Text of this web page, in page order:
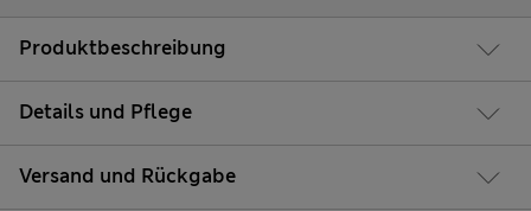
Produktbeschreibung
Details und Pflege
Versand und Rückgabe